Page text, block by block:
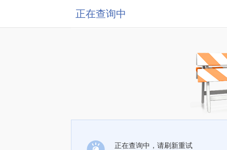
正在查询中
正在查询中，请刷新重试